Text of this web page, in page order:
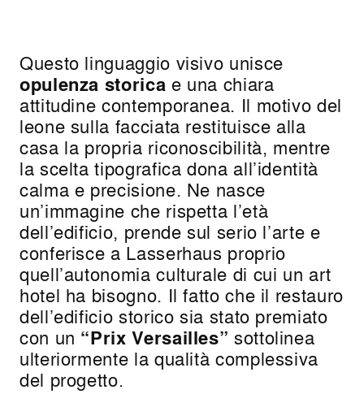
Questo linguaggio visivo unisce
opulenza storica e una chiara
attitudine contemporanea. Il motivo del
leone sulla facciata restituisce alla
casa la propria riconoscibilità, mentre
la scelta tipografica dona all’identità
calma e precisione. Ne nasce
un’immagine che rispetta l’età
dell’edificio, prende sul serio l’arte e
conferisce a Lasserhaus proprio
quell’autonomia culturale di cui un art
hotel ha bisogno. Il fatto che il restauro
dell’edificio storico sia stato premiato
con un “Prix Versailles” sottolinea
ulteriormente la qualità complessiva
del progetto.